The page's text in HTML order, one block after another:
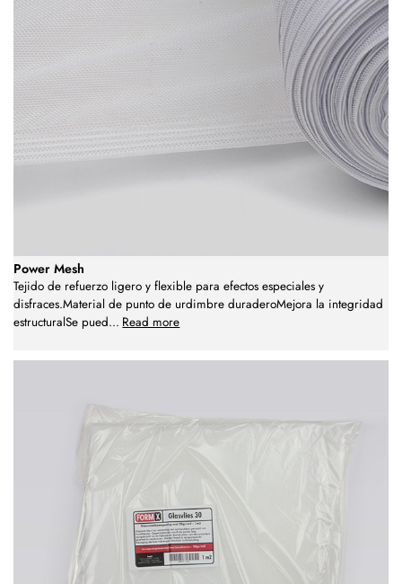
Power Mesh
Tejido de refuerzo ligero y flexible para efectos especiales y
disfraces.Material de punto de urdimbre duraderoMejora la integridad
estructuralSe pued... Read more